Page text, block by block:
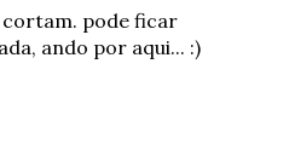
cortam. pode ficar
ando por aqui... :)